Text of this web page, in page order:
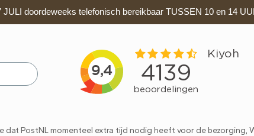
doordeweeks telefonisch bereikbaar TUSSEN 10 en 14
PostNL momenteel extra tijd nodig heeft voor de bezorging,